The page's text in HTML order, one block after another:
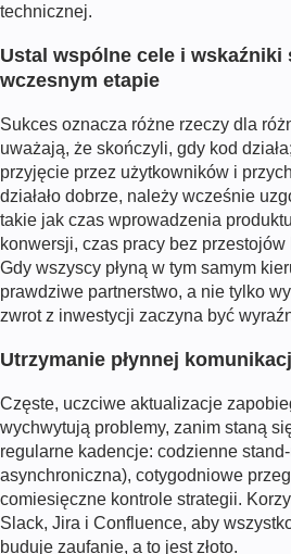
technicznej.
Ustal wspólne cele i wskaźniki
wczesnym etapie
Sukces oznacza różne rzeczy dla
uważają, że skończyli, gdy kod
przyjęcie przez użytkowników i
działało dobrze, należy wcześnie
takie jak czas wprowadzenia
konwersji, czas pracy bez
Gdy wszyscy płyną w tym samym
prawdziwe partnerstwo, a nie tylko
zwrot z inwestycji zaczyna być
Utrzymanie płynnej
Częste, uczciwe aktualizacje
wychwytują problemy, zanim staną
regularne kadencje: codzienne
asynchroniczna), cotygodniowe
comiesięczne kontrole strategii.
Slack, Jira i Confluence, aby
buduje zaufanie, a to jest złoto.